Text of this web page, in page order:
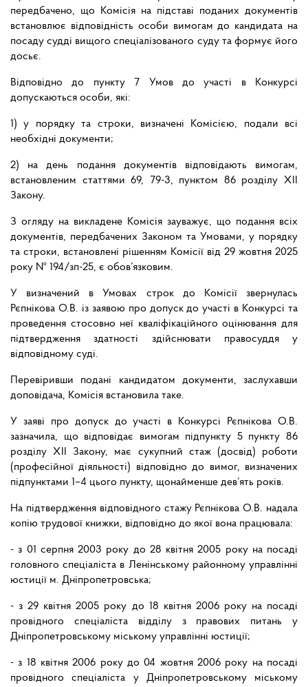
передбачено, що Комісія на підставі поданих документів
встановлює відповідність особи вимогам до кандидата на
посаду судді вищого спеціалізованого суду та формує його
досьє.
Відповідно до пункту 7 Умов до участі в Конкурсі
допускаються особи, які:
1) у порядку та строки, визначені Комісією, подали всі
необхідні документи;
2) на день подання документів відповідають вимогам,
встановленим статтями 69, 79-3, пунктом 86 розділу ХІІ
Закону.
З огляду на викладене Комісія зауважує, що подання всіх
документів, передбачених Законом та Умовами, у порядку
та строки, встановлені рішенням Комісії від 29 жовтня 2025
року № 194/зп-25, є обов’язковим.
У визначений в Умовах строк до Комісії звернулась
Рєпнікова О.В. із заявою про допуск до участі в Конкурсі та
проведення стосовно неї кваліфікаційного оцінювання для
підтвердження здатності здійснювати правосуддя у
відповідному суді.
Перевіривши подані кандидатом документи, заслухавши
доповідача, Комісія встановила таке.
У заяві про допуск до участі в Конкурсі Рєпнікова О.В.
зазначила, що відповідає вимогам підпункту 5 пункту 86
розділу ХІІ Закону, має сукупний стаж (досвід) роботи
(професійної діяльності) відповідно до вимог, визначених
підпунктами 1–4 цього пункту, щонайменше дев’ять років.
На підтвердження відповідного стажу Рєпнікова О.В. надала
копію трудової книжки, відповідно до якої вона працювала:
- з 01 серпня 2003 року до 28 квітня 2005 року на посаді
головного спеціаліста в Ленінському районному управлінні
юстиції м. Дніпропетровська;
- з 29 квітня 2005 року до 18 квітня 2006 року на посаді
провідного спеціаліста відділу з правових питань у
Дніпропетровському міському управлінні юстиції;
- з 18 квітня 2006 року до 04 жовтня 2006 року на посаді
провідного спеціаліста у Дніпропетровському міському